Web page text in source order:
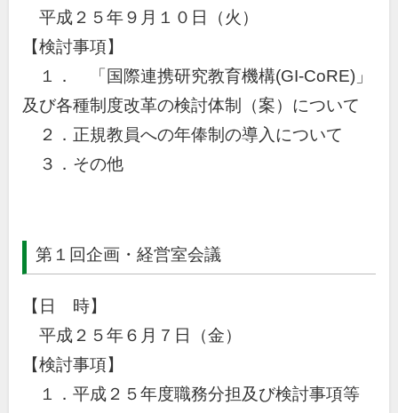
平成２５年９月１０日（火）
【検討事項】
１． 「国際連携研究教育機構(GI-CoRE)」
及び各種制度改革の検討体制（案）について
２．正規教員への年俸制の導入について
３．その他
第１回企画・経営室会議
【日 時】
平成２５年６月７日（金）
【検討事項】
１．平成２５年度職務分担及び検討事項等